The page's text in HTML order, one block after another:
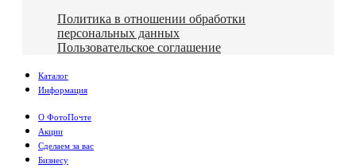
Политика в отношении обработки
персональных данных
Пользовательское соглашение
Каталог
Информация
О ФотоПочте
Акции
Сделаем за вас
Бизнесу